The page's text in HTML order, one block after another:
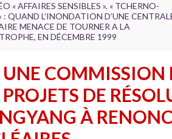
« AFFAIRES SENSIBLES ». « TCHERNO-
: QUAND L’INONDATION D’UNE
MENACE DE TOURNER A LA
EN DÉCEMBRE 1999
UNE COMMISSION
PROJETS DE
À